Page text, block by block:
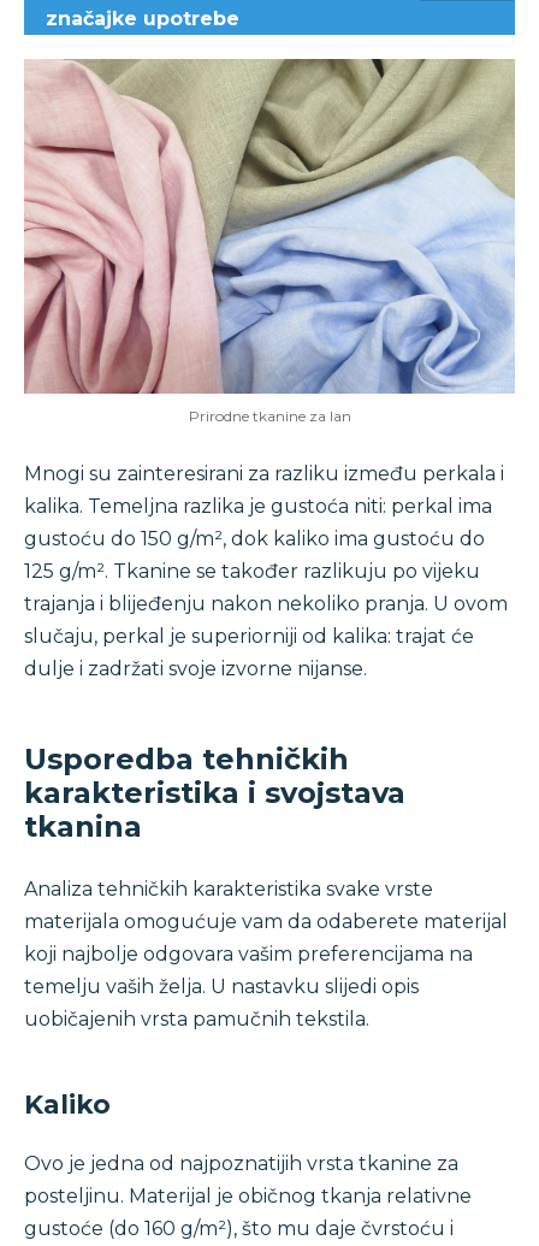
značajke upotrebe
Prirodne tkanine za lan
Mnogi su zainteresirani za razliku između perkala i
kalika. Temeljna razlika je gustoća niti: perkal ima
gustoću do 150 g/m², dok kaliko ima gustoću do
125 g/m². Tkanine se također razlikuju po vijeku
trajanja i blijeđenju nakon nekoliko pranja. U ovom
slučaju, perkal je superiorniji od kalika: trajat će
dulje i zadržati svoje izvorne nijanse.
Usporedba tehničkih
karakteristika i svojstava
tkanina
Analiza tehničkih karakteristika svake vrste
materijala omogućuje vam da odaberete materijal
koji najbolje odgovara vašim preferencijama na
temelju vaših želja. U nastavku slijedi opis
uobičajenih vrsta pamučnih tekstila.
Kaliko
Ovo je jedna od najpoznatijih vrsta tkanine za
posteljinu. Materijal je običnog tkanja relativne
gustoće (do 160 g/m²), što mu daje čvrstoću i